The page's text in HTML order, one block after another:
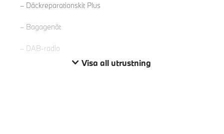
Däckreparationskit Plus
Bagagenät
DAB-radio
Visa all utrustning